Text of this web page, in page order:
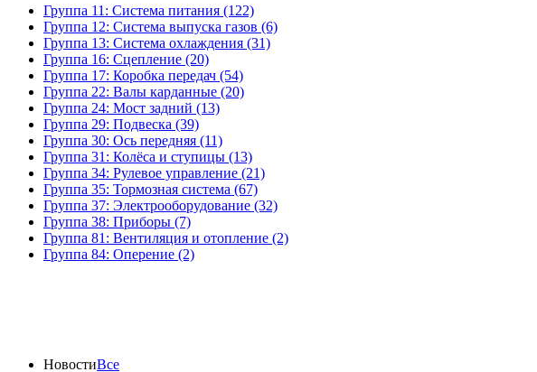
Группа 11: Система питания (122)
Группа 12: Система выпуска газов (6)
Группа 13: Система охлаждения (31)
Группа 16: Сцепление (20)
Группа 17: Коробка передач (54)
Группа 22: Валы карданные (20)
Группа 24: Мост задний (13)
Группа 29: Подвеска (39)
Группа 30: Ось передняя (11)
Группа 31: Колёса и ступицы (13)
Группа 34: Рулевое управление (21)
Группа 35: Тормозная система (67)
Группа 37: Электрооборудование (32)
Группа 38: Приборы (7)
Группа 81: Вентиляция и отопление (2)
Группа 84: Оперение (2)
НовостиВсе